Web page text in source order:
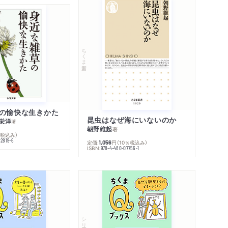
愉快な生きかた
洋著
込み）
6
ちくま新書
昆虫はなぜ海にいないのか
朝野維起著
定価:1,056円 （10％税込み）
ISBN:978-4-480-07756-1
シリーズ・全集